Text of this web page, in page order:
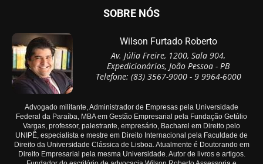
SOBRE NÓS
Wilson Furtado Roberto
Av. Júlia Freire, 1200, Sala 904,
Expedicionários, João Pessoa - PB
Telefone: (83) 3567-9000 - 9 9964-6000
Advogado militante, Administrador de Empresas pela Universidade
Federal da Paraíba, MBA em Gestão Empresarial pela Fundação Getúlio
Vargas, professor, palestrante, empresário, Bacharel em Direito pelo
UNIPÊ, especialista e mestre em Direito Internacional pela Faculdade de
Direito da Universidade Clássica de Lisboa. Atualmente é Doutorando em
Direito Empresarial pela mesma Universidade. Autor de livros e artigos.